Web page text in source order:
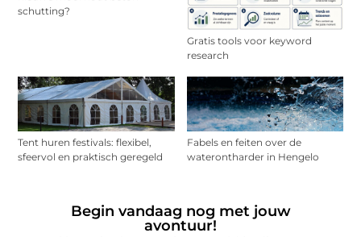
schutting?
Gratis tools voor keyword
research
Tent huren festivals: flexibel,
sfeervol en praktisch geregeld
Fabels en feiten over de
waterontharder in Hengelo
Begin vandaag nog met jouw
avontuur!